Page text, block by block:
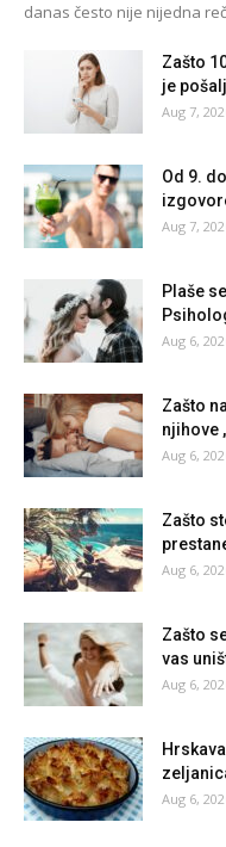
danas često nije nijedna
Zašto
je
Aug 7,
Od 9.
Aug 7,
Plaše
Aug 6,
Zašto
njihove
Aug 6,
Zašto
Aug 6,
Zašto
vas
Aug 6,
Aug 6,